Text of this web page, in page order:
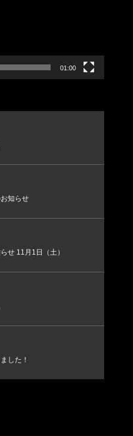
01:00
知らせ
せ 11月1日（土）
した！